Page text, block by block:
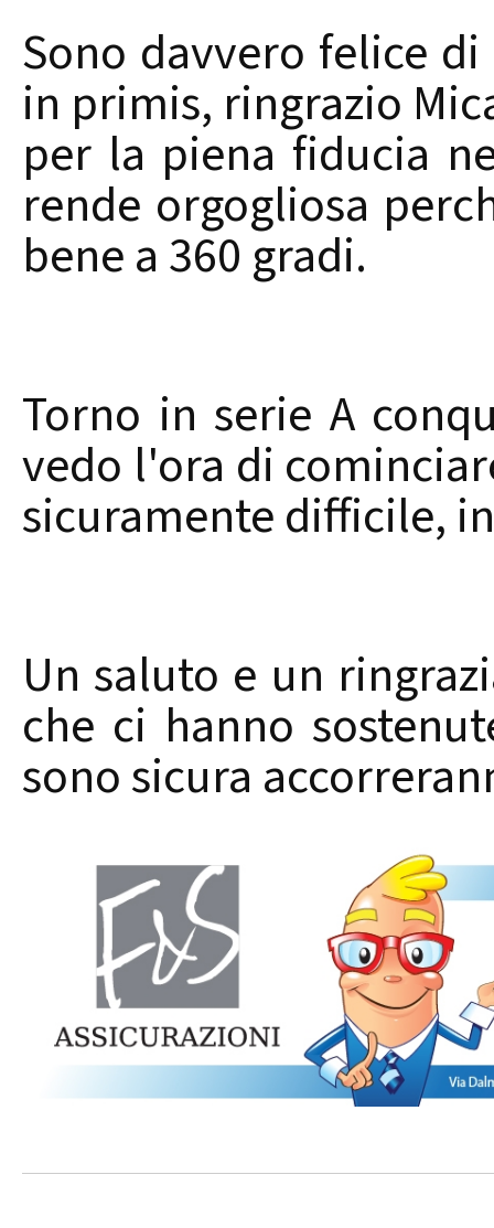
Sono davvero felice
in primis, ringrazio
per la piena fiducia
rende orgogliosa
bene a 360 gradi.
Torno in serie A
vedo l'ora di
sicuramente difficile,
Un saluto e un
che ci hanno
sono sicura